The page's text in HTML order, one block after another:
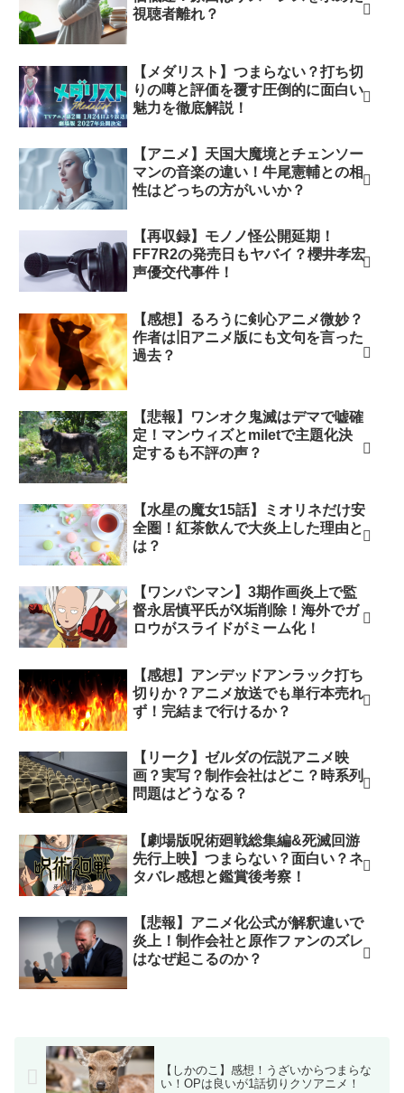
視聴者離れ？
【メダリスト】つまらない？打ち切
りの噂と評価を覆す圧倒的に面白い
魅力を徹底解説！
【アニメ】天国大魔境とチェンソー
マンの音楽の違い！牛尾憲輔との相
性はどっちの方がいいか？
【再収録】モノノ怪公開延期！
FF7R2の発売日もヤバイ？櫻井孝宏
声優交代事件！
【感想】るろうに剣心アニメ微妙？
作者は旧アニメ版にも文句を言った
過去？
【悲報】ワンオク鬼滅はデマで嘘確
定！マンウィズとmiletで主題化決
定するも不評の声？
【水星の魔女15話】ミオリネだけ安
全圏！紅茶飲んで大炎上した理由と
は？
【ワンパンマン】3期作画炎上で監
督永居慎平氏がX垢削除！海外でガ
ロウがスライドがミーム化！
【感想】アンデッドアンラック打ち
切りか？アニメ放送でも単行本売れ
ず！完結まで行けるか？
【リーク】ゼルダの伝説アニメ映
画？実写？制作会社はどこ？時系列
問題はどうなる？
【劇場版呪術廻戦総集編&死滅回游
先行上映】つまらない？面白い？ネ
タバレ感想と鑑賞後考察！
【悲報】アニメ化公式が解釈違いで
炎上！制作会社と原作ファンのズレ
はなぜ起こるのか？
【しかのこ】感想！うざいからつまらな
い！OPは良いが1話切りクソアニメ！